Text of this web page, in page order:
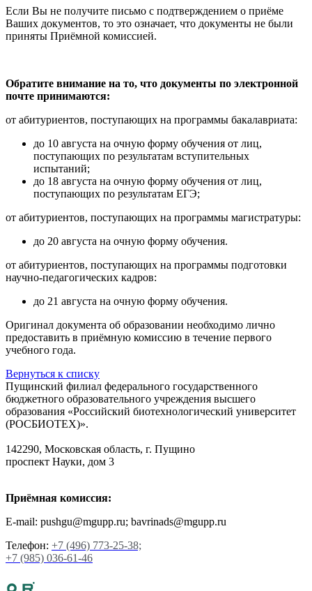
Если Вы не получите письмо с подтверждением о приёме
Ваших документов, то это означает, что документы не были
приняты Приёмной комиссией.
Обратите внимание на то, что документы по электронной
почте принимаются:
от абитуриентов, поступающих на программы бакалавриата:
до 10 августа на очную форму обучения от лиц,
поступающих по результатам вступительных
испытаний;
до 18 августа на очную форму обучения от лиц,
поступающих по результатам ЕГЭ;
от абитуриентов, поступающих на программы магистратуры:
до 20 августа на очную форму обучения.
от абитуриентов, поступающих на программы подготовки
научно-педагогических кадров:
до 21 августа на очную форму обучения.
Оригинал документа об образовании необходимо лично
предоставить в приёмную комиссию в течение первого
учебного года.
Вернуться к списку
Пущинский филиал федерального государственного
бюджетного образовательного учреждения высшего
образования «Российский биотехнологический университет
(РОСБИОТЕХ)».
142290, Московская область, г. Пущино
проспект Науки, дом 3
Приёмная комиссия:
E-mail: pushgu@mgupp.ru; bavrinads@mgupp.ru
Телефон: +7 (496) 773-25-38;
+7 (985) 036-61-46